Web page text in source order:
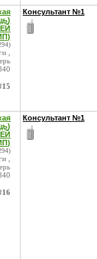
,
Консультант №1
,
Консультант №1